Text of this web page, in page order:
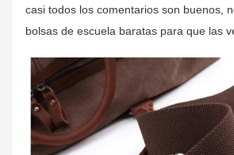
casi todos los comentarios son buenos,
bolsas de escuela baratas para que las